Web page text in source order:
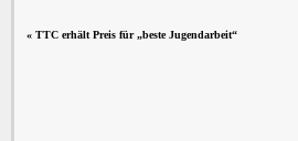
« TTC erhält Preis für „beste Jugendarbeit“